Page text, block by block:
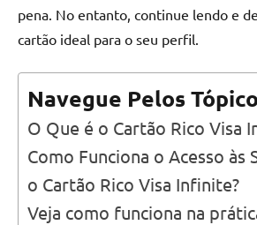
pena. No entanto, continue lendo e
cartão ideal para o seu perfil.
Navegue Pelos
O Que é o Cartão Rico Visa
Como Funciona o Acesso às
o Cartão Rico Visa Infinite?
Veja como funciona na